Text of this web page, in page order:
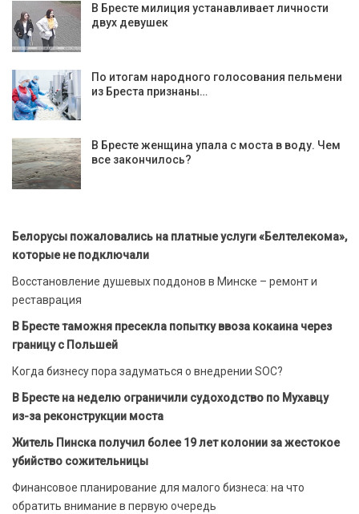
В Бресте милиция устанавливает личности
двух девушек
По итогам народного голосования пельмени
из Бреста признаны…
В Бресте женщина упала с моста в воду. Чем
все закончилось?
Белорусы пожаловались на платные услуги «Белтелекома»,
которые не подключали
Восстановление душевых поддонов в Минске – ремонт и
реставрация
В Бресте таможня пресекла попытку ввоза кокаина через
границу с Польшей
Когда бизнесу пора задуматься о внедрении SOC?
В Бресте на неделю ограничили судоходство по Мухавцу
из-за реконструкции моста
Житель Пинска получил более 19 лет колонии за жестокое
убийство сожительницы
Финансовое планирование для малого бизнеса: на что
обратить внимание в первую очередь